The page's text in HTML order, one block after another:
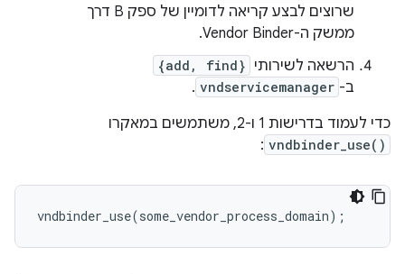
שרוצים לבצע קריאה לדומיין של ספק B דרך
ממשק ה-Vendor Binder.
הרשאה לשירותי {add, find}
ב- vndservicemanager
.
כדי לעמוד בדרישות 1 ו-2, משתמשים במאקרו
vndbinder_use()
:
vndbinder_use(some_vendor_process_domain);